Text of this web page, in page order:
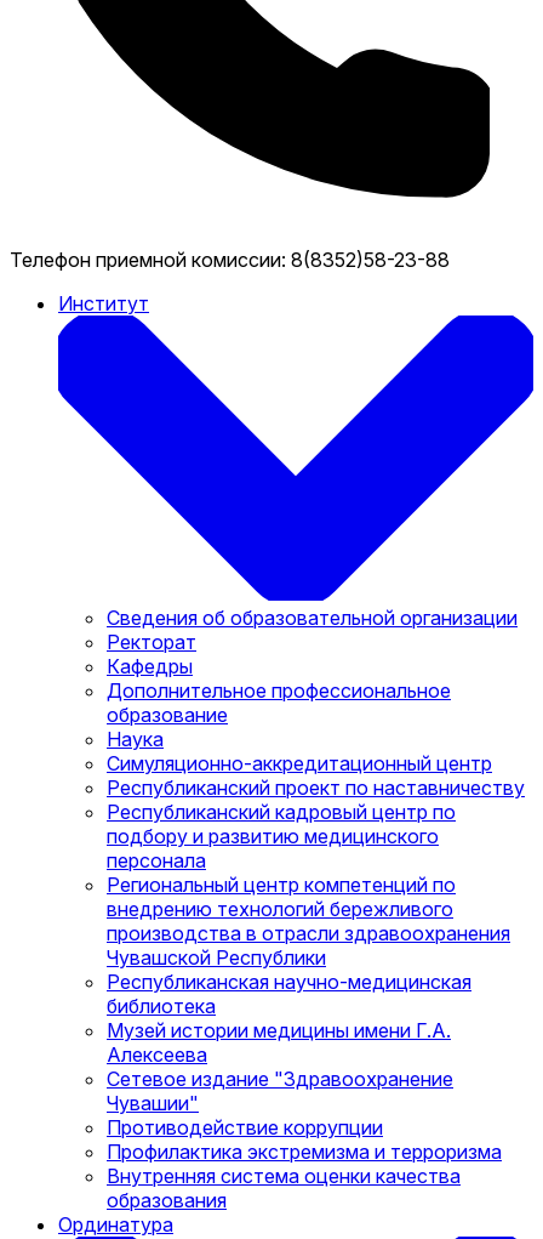
Телефон приемной комиссии: 8(8352)58-23-88
Институт
Сведения об образовательной организации
Ректорат
Кафедры
Дополнительное профессиональное
образование
Наука
Симуляционно-аккредитационный центр
Республиканский проект по наставничеству
Республиканский кадровый центр по
подбору и развитию медицинского
персонала
Региональный центр компетенций по
внедрению технологий бережливого
производства в отрасли здравоохранения
Чувашской Республики
Республиканская научно-медицинская
библиотека
Музей истории медицины имени Г.А.
Алексеева
Сетевое издание "Здравоохранение
Чувашии"
Противодействие коррупции
Профилактика экстремизма и терроризма
Внутренняя система оценки качества
образования
Ординатура